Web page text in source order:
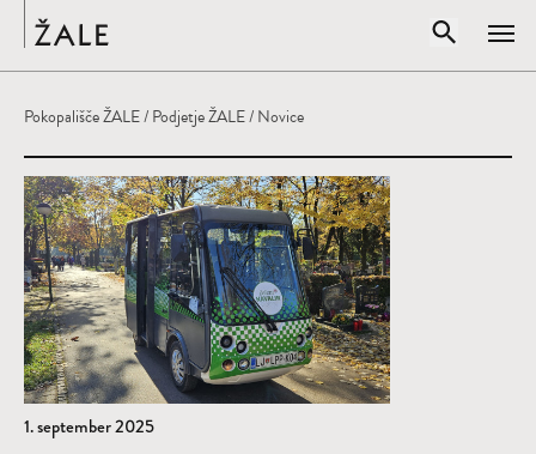
Odpri
Vpišite iskalni niz
Pokopališče ŽALE/Podjetje ŽALE/ Novice
1. september 2025